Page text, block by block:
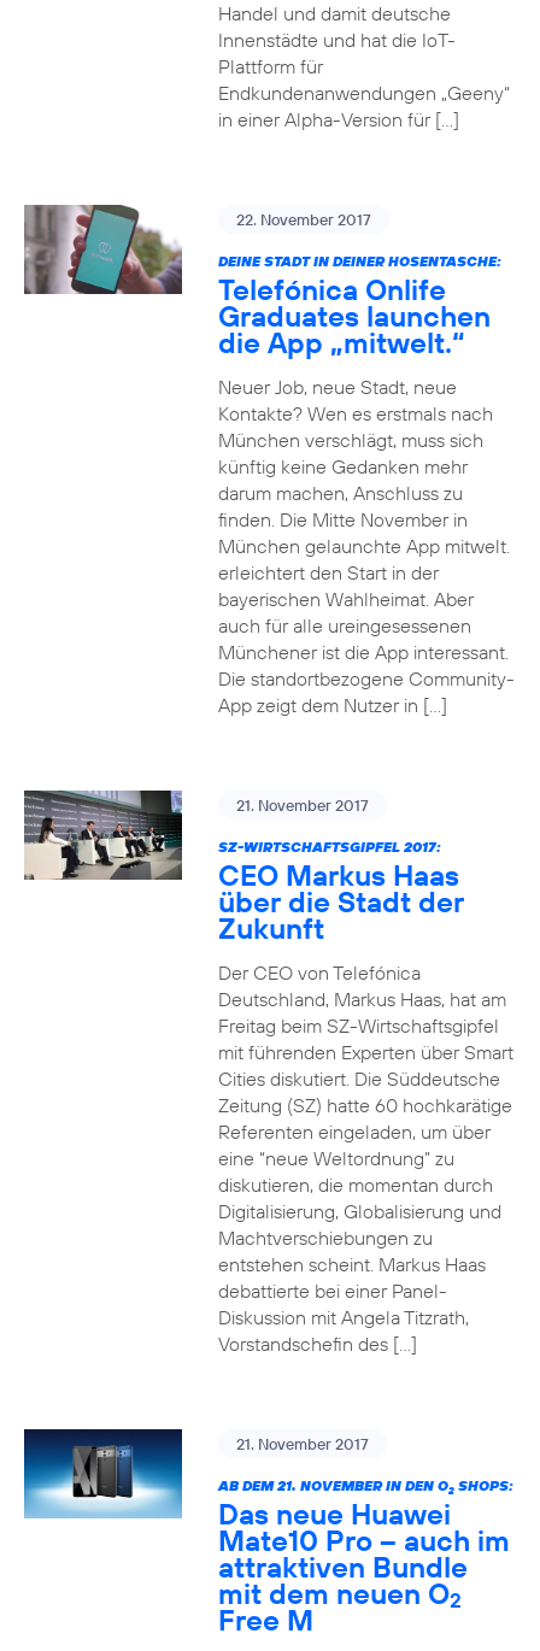
Handel und damit deutsche
Innenstädte und hat die IoT-
Plattform für
Endkundenanwendungen „Geeny“
in einer Alpha-Version für […]
22. November 2017
DEINE STADT IN DEINER HOSENTASCHE:
Telefónica Onlife
Graduates launchen
die App „mitwelt.“
Neuer Job, neue Stadt, neue
Kontakte? Wen es erstmals nach
München verschlägt, muss sich
künftig keine Gedanken mehr
darum machen, Anschluss zu
finden. Die Mitte November in
München gelaunchte App mitwelt.
erleichtert den Start in der
bayerischen Wahlheimat. Aber
auch für alle ureingesessenen
Münchener ist die App interessant.
Die standortbezogene Community-
App zeigt dem Nutzer in […]
21. November 2017
SZ-WIRTSCHAFTSGIPFEL 2017:
CEO Markus Haas
über die Stadt der
Zukunft
Der CEO von Telefónica
Deutschland, Markus Haas, hat am
Freitag beim SZ-Wirtschaftsgipfel
mit führenden Experten über Smart
Cities diskutiert. Die Süddeutsche
Zeitung (SZ) hatte 60 hochkarätige
Referenten eingeladen, um über
eine “neue Weltordnung” zu
diskutieren, die momentan durch
Digitalisierung, Globalisierung und
Machtverschiebungen zu
entstehen scheint. Markus Haas
debattierte bei einer Panel-
Diskussion mit Angela Titzrath,
Vorstandschefin des […]
21. November 2017
AB DEM 21. NOVEMBER IN DEN O2SHOPS:
Das neue Huawei
Mate10 Pro – auch im
attraktiven Bundle
mit dem neuen O2
Free M